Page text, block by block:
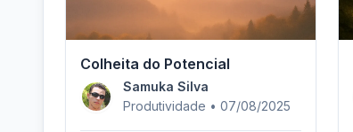
Colheita do Potencial
Samuka Silva
Produtividade • 07/08/2025